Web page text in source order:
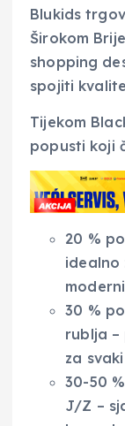
Blukids
Širokom
shopping
spojiti
Tijekom
popusti koji
20 %
idealno
30 %
rublja
za
30-50
J/Z –